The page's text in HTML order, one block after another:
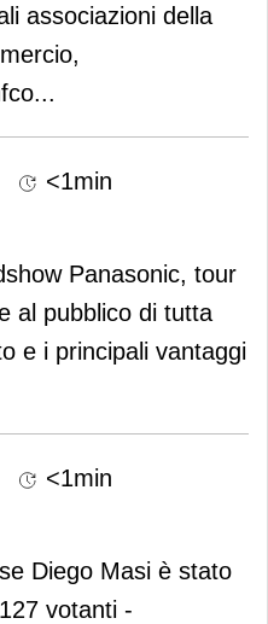
associazioni della
...
<1min
Panasonic, tour
al pubblico di tutta
e i principali vantaggi
<1min
Diego Masi è stato
votanti -